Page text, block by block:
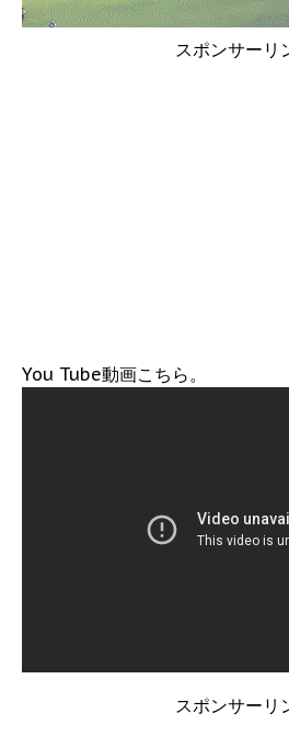
スポンサーリ
You Tube動画こちら。
スポンサーリ